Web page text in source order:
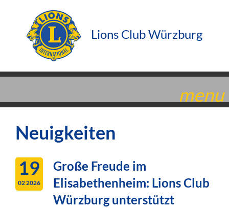
Lions Club Würzburg
menu
Neuigkeiten
19
02 2026
Große Freude im
Elisabethenheim: Lions Club
Würzburg unterstützt